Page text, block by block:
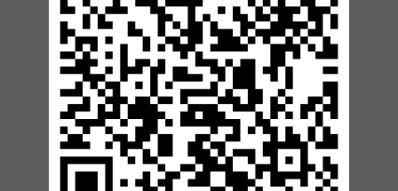
14.邊配備-車輪檔實績
15.周邊配備-安全警示實績
17.周邊配備-方向指示實績
18.周邊配備-車位架實績